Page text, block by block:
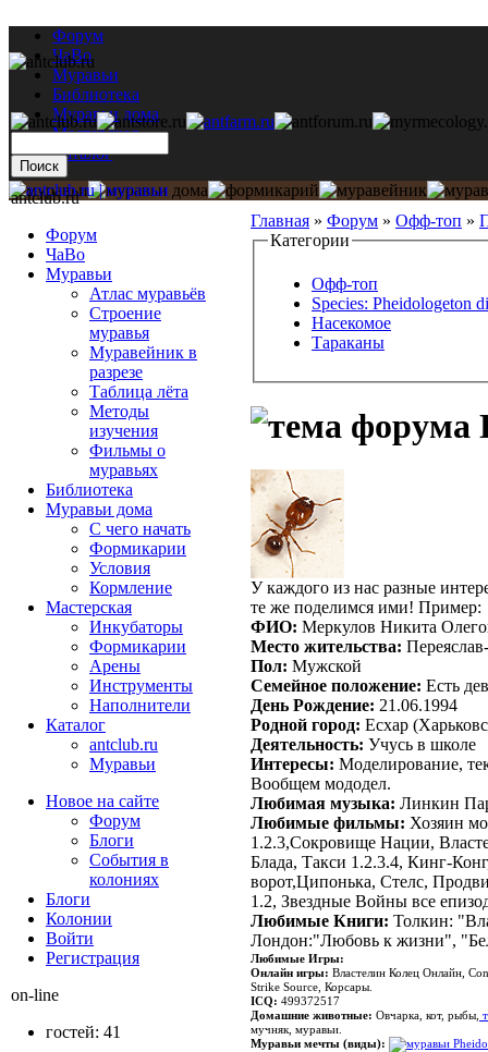
Форум
ЧаВо
Муравьи
Библиотека
Муравьи дома
Мастерская
Каталог
Главная » Форум » Офф-топ »
Категории
Офф-топ
Species: Pheidologeton
Насекомое
Тараканы
У каждого из нас разные
те же поделимся ими! Пример:
ФИО: Меркулов Никита
Место жительства:
Пол: Мужской
Семейное положение: Есть
День Рождение: 21.06.1994
Родной город: Есхар
Деятельность: Учусь в школе
Интересы: Моделирование,
Вообщем мододел.
Любимая музыка: Линкин
Любимые фильмы: Хозяин
1.2.3,Сокровище Нации,
Блада, Такси 1.2.3.4, Кинг-Конг
ворот,Ципонька, Стелс,
1.2, Звездные Войны все
Любимые Книги: Толкин:
Лондон:"Любовь к жизни",
Любимые Игры:
Онлайн игры: Властелин Колец Онлайн,
Strike Source, Корсары.
ICQ: 499372517
Домашние животные: Овчарка, кот, рыбы,
мучняк, муравьи.
Муравьи мечты (виды):
antclub.ru
Форум
ЧаВо
Муравьи
Атлас муравьёв
Строение
муравья
Муравейник в
разрезе
Таблица лёта
Методы
изучения
Фильмы о
муравьях
Библиотека
Муравьи дома
С чего начать
Формикарии
Условия
Кормление
Мастерская
Инкубаторы
Формикарии
Арены
Инструменты
Наполнители
Каталог
antclub.ru
Муравьи
Новое на сайте
Форум
Блоги
События в
колониях
Блоги
Колонии
Войти
Peгиcтpaция
on-line
гостей: 41